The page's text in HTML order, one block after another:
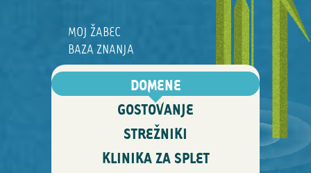
MOJ ŽABEC
BAZA ZNANJA
DOMENE
GOSTOVANJE
STREŽNIKI
KLINIKA ZA SPLET